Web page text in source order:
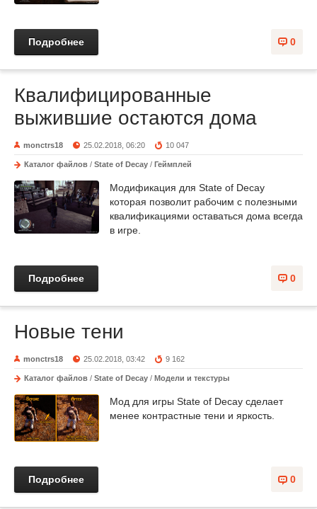
0
Подробнее
Квалифицированные
выжившие остаются дома
monctrs18 25.02.2018, 06:20 10 047
Каталог файлов / State of Decay / Геймплей
Модификация для State of Decay
которая позволит рабочим с полезными
квалификациями оставаться дома всегда
в игре.
0
Подробнее
Новые тени
monctrs18 25.02.2018, 03:42 9 162
Каталог файлов / State of Decay / Модели и текстуры
Мод для игры State of Decay сделает
менее контрастные тени и яркость.
0
Подробнее